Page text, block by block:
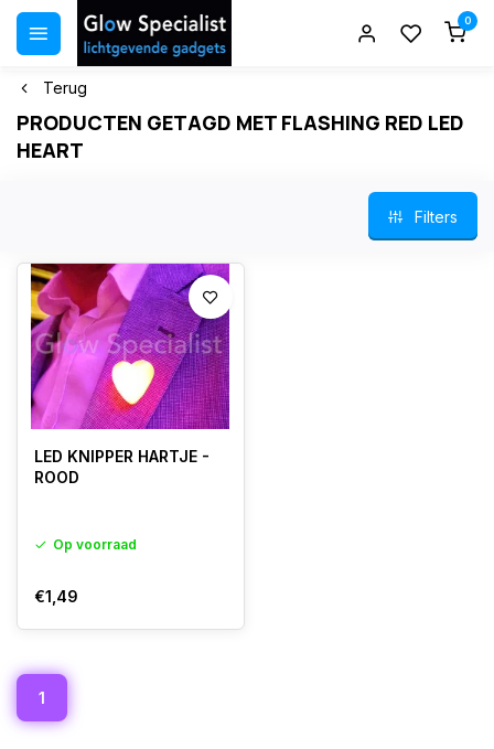
0
Terug
PRODUCTEN GETAGD MET FLASHING RED LED
HEART
Filters
LED KNIPPER HARTJE -
ROOD
Op voorraad
€1,49
1